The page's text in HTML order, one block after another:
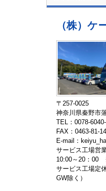
（株）
〒257-0025
神奈川県秦野市
TEL：0078-
FAX：0463-81-
E-mail：
サービス工場営
10:00～20：00
サービス工場定
GW除く）